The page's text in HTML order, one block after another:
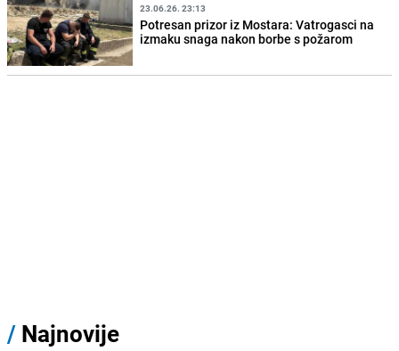
23.06.26. 23:13
Potresan prizor iz Mostara: Vatrogasci na
izmaku snaga nakon borbe s požarom
/ Najnovije